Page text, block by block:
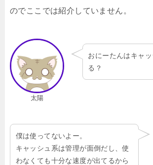
のでここでは紹介していません。
太陽
おにーたんはキャ
る？
僕は使ってないよー。
キャッシュ系は管理が面倒だし、使
わなくても十分な速度が出てるから